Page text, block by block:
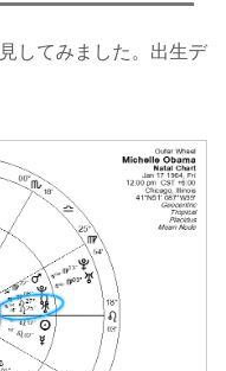
してみました。出生デ